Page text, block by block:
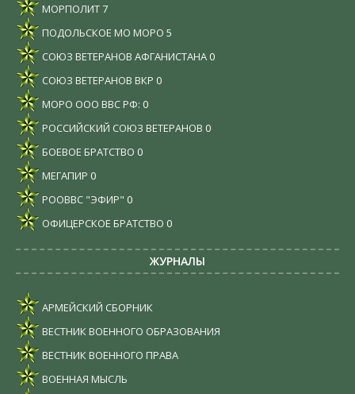
МОРПОЛИТ7
ПОДОЛЬСКОЕ МО МОРО 5
СОЮЗ ВЕТЕРАНОВ АФГАНИСТАНА 0
СОЮЗ ВЕТЕРАНОВ ВКР 0
МОРО ООО ВВС РФ: 0
РОССИЙСКИЙ СОЮЗ ВЕТЕРАНОВ 0
БОЕВОЕ БРАТСТВО 0
МЕГАПИР 0
РООВВС "ЭФИР" 0
ОФИЦЕРСКОЕ БРАТСТВО 0
ЖУРНАЛЫ
АРМЕЙСКИЙ СБОРНИК
ВЕСТНИК ВОЕННОГО ОБРАЗОВАНИЯ
ВЕСТНИК ВОЕННОГО ПРАВА
ВОЕННАЯ МЫСЛЬ